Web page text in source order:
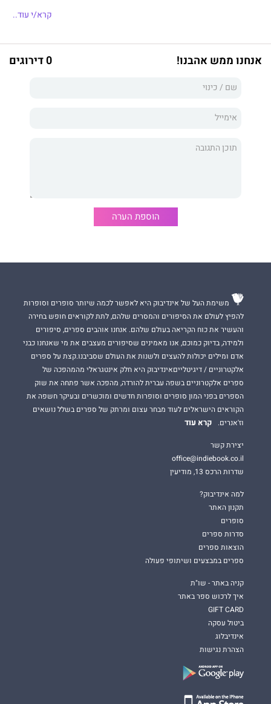
וארגיש את הקרקע מתחת לרגליי. אלה הם דברים שבדרך כלל,
אוטומטי, מבלי לחוש את הפלא שבהם, מבלי להרהר לרגע איך יהיו
החיים שלנו בלעדיהם.
הגעתי לעולם."
תומר סברון פורש בפני הקורא יריעה מרתקת של סיפור-חיים
חי וקולח.. סיפור של פציעה בעת שירותו הצבאי שהובילה לשיתוק
שניתן בתוך כיסא הגלגלים,
קרא/י עוד..
אנחנו ממש אהבנו! 0 דירוגים
הוספת הערה
משימת העל של אינדיבוק היא לאפשר לכמה שיותר סופרים וסופרות
להפיץ לעולם את הסיפורים והמסרים שלהם, לתת לקוראים חופש בחירה
והעשיר את כוח הקריאה בעולם שלהם. אנחנו אוהבים ספרים, סיפורים
ולמידה, בדיוק כמוכם, אנו מאמינים שסיפורים מעצבים את מי שאנחנו כבני
אדם ומילים יכולות להעצים ולשנות את העולם שסביבנו.קצת על ספרים
אלקטרוניים / דיגיטלייםאינדיבוק היא חלק אינטגראלי מהמהפכה של
ספרים אלקטרוניים בשפה עברית להורדה, מהפכה אשר פתחה את שוק
הספרים בפני המון סופרים וסופרות חדשים ומוכשרים ובעיקר חשפה את
הקוראים הישראלים לעוד מבחר עצום ומרתק של ספרים בשלל נושאים
וז'אנרים.
קרא עוד
יצירת קשר
office@indiebook.co.il
שדרות הרכס 13, מודיעין
למה אינדיבוק?
תקנון האתר
סופרים
סדרות ספרים
הוצאות ספרים
ספרים במבצעים ושיתופי פעולה
קניה באתר - שו"ת
איך לרכוש ספר באתר
GIFT CARD
ביטול עסקה
אינדיבלוג
הצהרת נגישות